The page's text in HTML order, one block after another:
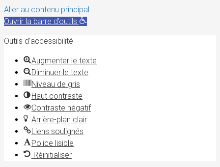
Aller au contenu principal
Ouvrir la barre d’outils
Outils d’accessibilité
Augmenter le texte
Diminuer le texte
Niveau de gris
Haut contraste
Contraste négatif
Arrière-plan clair
Liens soulignés
Police lisible
Réinitialiser